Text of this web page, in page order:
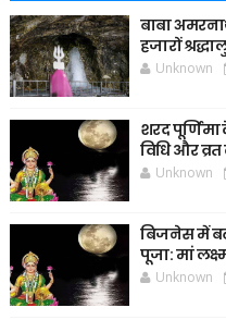
बाबा
हजारों
Unknown
शरद
विधि और
Unknown
बिजनेस में
पूजा: मां
Unknown